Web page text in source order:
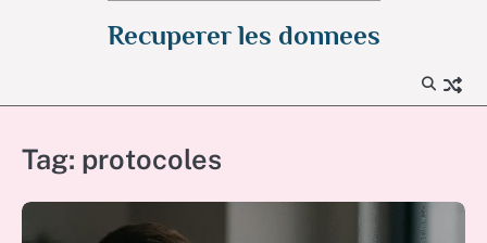
Recuperer les donnees
Tag: protocoles